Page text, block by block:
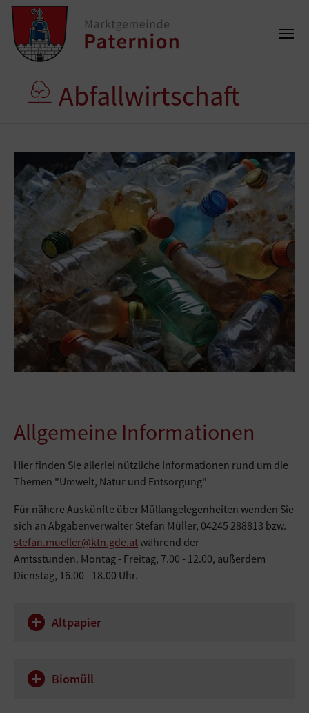
Abfallwirtschaft
Allgemeine Informationen
Hier finden Sie allerlei nützliche Informationen rund um die
Themen "Umwelt, Natur und Entsorgung"
Für nähere Auskünfte über Müllangelegenheiten wenden Sie
sich an Abgabenverwalter Stefan Müller, 04245 288813 bzw.
stefan.mueller@ktn.gde.atwährend der
Amtsstunden. Montag - Freitag, 7.00 - 12.00, außerdem
Dienstag, 16.00 - 18.00 Uhr.
Altpapier
Biomüll